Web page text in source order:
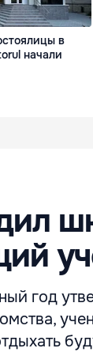
в
начали
год